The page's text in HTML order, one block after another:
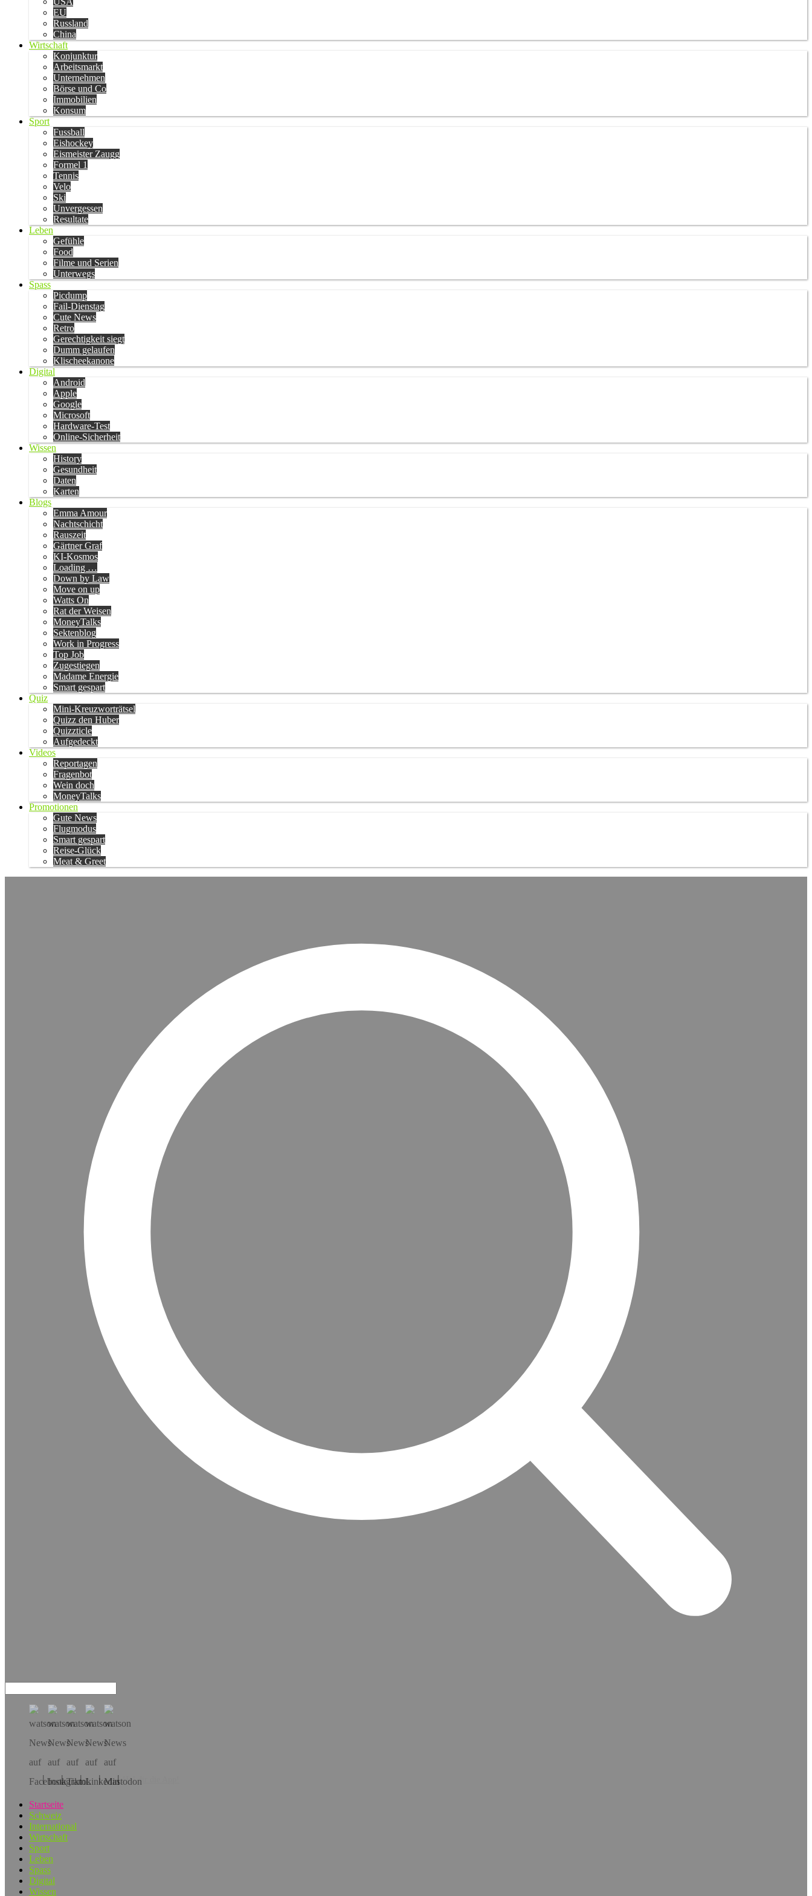
EU
Russland
China
Wirtschaft
Konjunktur
Arbeitsmarkt
Unternehmen
Börse und Co
Immobilien
Konsum
Sport
Fussball
Eishockey
Eismeister Zaugg
Formel 1
Tennis
Velo
Ski
Unvergessen
Resultate
Leben
Gefühle
Food
Filme und Serien
Unterwegs
Spass
Picdump
Fail-Dienstag
Cute News
Retro
Gerechtigkeit siegt
Dumm gelaufen
Klischeekanone
Digital
Android
Apple
Google
Microsoft
Hardware-Test
Online-Sicherheit
Wissen
History
Gesundheit
Daten
Karten
Blogs
Emma Amour
Nachtschicht
Rauszeit
Gärtner Graf
KI-Kosmos
Loading …
Down by Law
Move on up
Watts On
Rat der Weisen
MoneyTalks
Sektenblog
Work in Progress
Top Job
Zugestiegen
Madame Energie
Smart gespart
Quiz
Mini-Kreuzworträtsel
Quizz den Huber
Quizzticle
Aufgedeckt
Videos
Reportagen
Fragenbot
Wein doch
MoneyTalks
Promotionen
Gute News
Flugmodus
Smart gespart
Reise-Glück
Meat & Greet
Hol dir die App!
Startseite
Schweiz
International
Wirtschaft
Sport
Leben
Spass
Digital
Wissen